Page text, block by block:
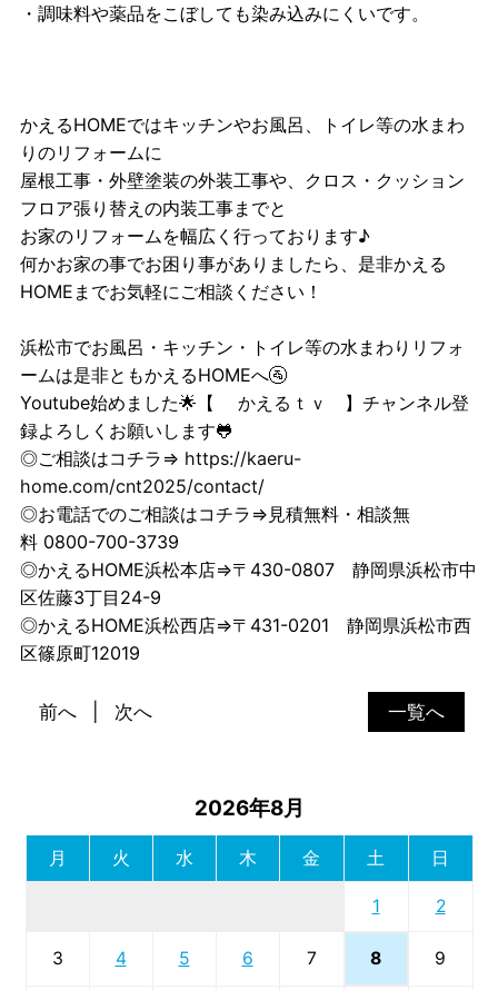
・調味料や薬品をこぼしても染み込みにくいです。
かえるHOMEではキッチンやお風呂、トイレ等の水まわ
りのリフォームに
屋根工事・外壁塗装の外装工事や、クロス・クッション
フロア張り替えの内装工事までと
お家のリフォームを幅広く行っております♪
何かお家の事でお困り事がありましたら、是非かえる
HOMEまでお気軽にご相談ください！
浜松市でお風呂・キッチン・トイレ等の水まわりリフォ
ームは是非ともかえるHOMEへ🚰
Youtube始めました🌟【
かえるｔｖ
】チャンネル登
録よろしくお願いします🐸
◎ご相談はコチラ⇒ https://kaeru-
home.com/cnt2025/contact/
◎お電話でのご相談はコチラ⇒見積無料・相談無
料 0800-700-3739
◎かえるHOME浜松本店⇒〒430-0807 静岡県浜松市中
区佐藤3丁目24-9
◎かえるHOME浜松西店⇒〒431-0201 静岡県浜松市西
区篠原町12019
一覧へ
前へ 次へ
2026年8月
月 火 水 木 金 土 日
1 2
3 4 5 6 7 8 9